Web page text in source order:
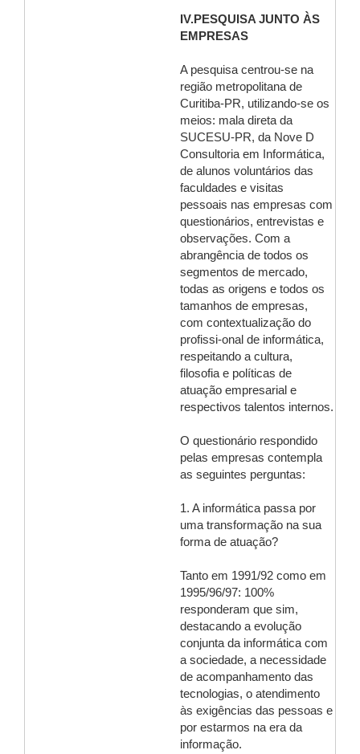
IV.PESQUISA JUNTO ÀS
EMPRESAS
A pesquisa centrou-se na
região metropolitana de
Curitiba-PR, utilizando-se os
meios: mala direta da
SUCESU-PR, da Nove D
Consultoria em Informática,
de alunos voluntários das
faculdades e visitas
pessoais nas empresas com
questionários, entrevistas e
observações. Com a
abrangência de todos os
segmentos de mercado,
todas as origens e todos os
tamanhos de empresas,
com contextualização do
profissi-onal de informática,
respeitando a cultura,
filosofia e políticas de
atuação empresarial e
respectivos talentos internos.
O questionário respondido
pelas empresas contempla
as seguintes perguntas:
1. A informática passa por
uma transformação na sua
forma de atuação?
Tanto em 1991/92 como em
1995/96/97: 100%
responderam que sim,
destacando a evolução
conjunta da informática com
a sociedade, a necessidade
de acompanhamento das
tecnologias, o atendimento
às exigências das pessoas e
por estarmos na era da
informação.